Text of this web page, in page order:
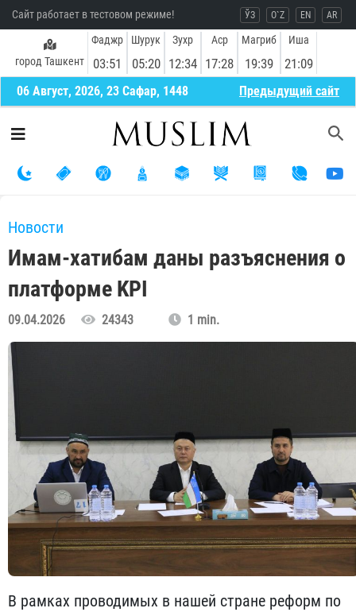
Сайт работает в тестовом режиме! ЎЗ O`Z EN AR
город Ташкент
Фаджр
03:51
Шурук
05:20
Зухр
12:34
Аср
17:28
Магриб
19:39
Иша
21:09
06 Август, 2026, 23 Сафар, 1448 Предыдущий сайт
Новости
Имам-хатибам даны разъяснения о
платформе KPI
09.04.2026 24343 1 min.
В рамках проводимых в нашей стране реформ по